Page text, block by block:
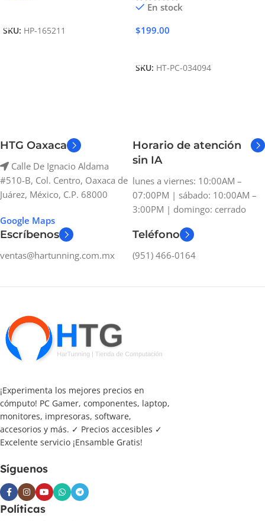
SKU: HP-165211
En stock
$199.00
SKU: HT-PC-034094
HTG Oaxaca
Calle De Ignacio Aldama
#510-B, Col. Centro, Oaxaca de
Juárez, México, C.P. 68000
Google Maps
Horario de atención
sin IA
lunes a viernes: 10:00AM –
07:00PM | sábado: 10:00AM –
3:00PM | domingo: cerrado
Escríbenos
ventas@hartunning.com.mx
Teléfono
(951) 466-0164
¡Experimenta los mejores precios en
cómputo! PC Gamer, componentes, laptop,
monitores, impresoras, software,
accesorios y más. ✓ Precios accesibles ✓
Excelente servicio ¡Ensamble Gratis!
Síguenos
Políticas